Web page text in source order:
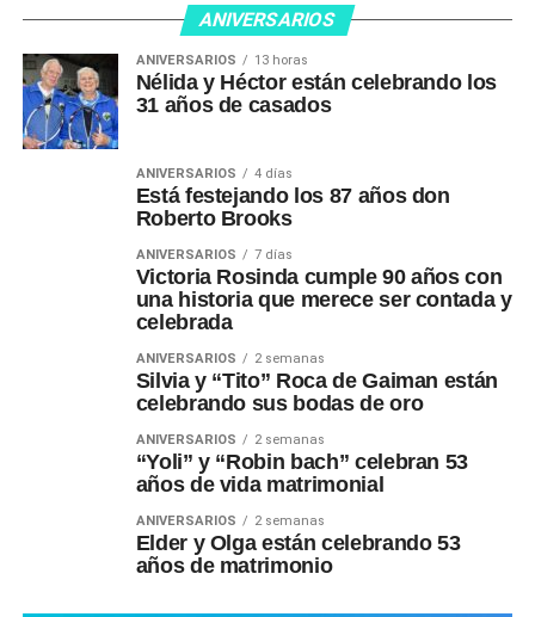
ANIVERSARIOS
ANIVERSARIOS 13 horas
Nélida y Héctor están celebrando los
31 años de casados
ANIVERSARIOS 4 días
Está festejando los 87 años don
Roberto Brooks
ANIVERSARIOS 7 días
Victoria Rosinda cumple 90 años con
una historia que merece ser contada y
celebrada
ANIVERSARIOS 2 semanas
Silvia y “Tito” Roca de Gaiman están
celebrando sus bodas de oro
ANIVERSARIOS 2 semanas
“Yoli” y “Robin bach” celebran 53
años de vida matrimonial
ANIVERSARIOS 2 semanas
Elder y Olga están celebrando 53
años de matrimonio